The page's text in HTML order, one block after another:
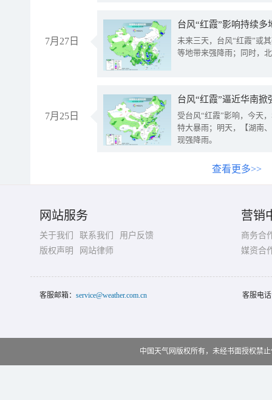
7月27日
台风“红霞”影响持续
未来三天，台风“红霞”或
等地带来强降雨；同时，
7月25日
台风“红霞”逼近华南
受台风“红霞”影响，今天
特大暴雨；明天，【湖南
现强降雨。
查看更多>>
网站服务
关于我们 联系我们
用户反馈
版权声明
网站律师
营销
商务合
媒资合
客服邮箱： service@weather.com.cn 客服电
中国天气网版权所有，未经书面授权